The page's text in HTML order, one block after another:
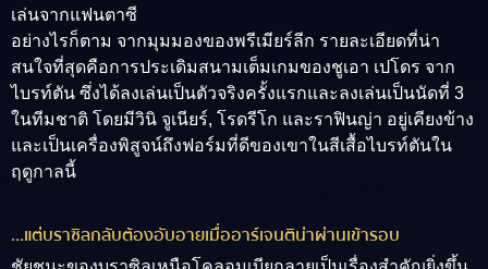
เล่นจากแฟนตาซี
อย่างไรก็ตาม จากมุมมองของพรีเมียร์ลีก รายละเอียดที่น่า
สนใจที่สุดคือการประเดิมสนามเต็มเกมของชูเอา เปโดร จาก
ไบรท์ตัน ซึ่งได้ลงเล่นเป็นตัวจริงครั้งแรกและลงเล่นเป็นนัดที่ 3
ในทีมชาติ โดยมีวินิ จูเนียร์, โรดรีโก และราฟินญ่า อยู่เคียงข้าง
และเป็นเครื่องพิสูจน์ถึงฟอร์มที่ดีของเขาในสีเสื้อไบรท์ตันใน
ฤดูกาลนี้
…แต่บราซิลกลับต้องอับอายเมื่ออาร์เจนติน่าผ่านเข้ารอบ